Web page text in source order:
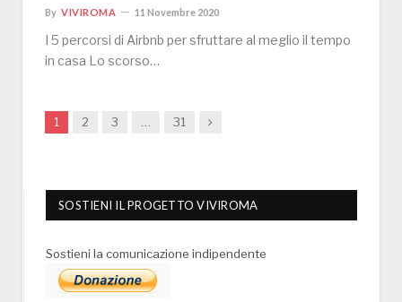
By VIVIROMA 11 Novembre 2020
I 5 percorsi di Airbnb per sfruttare al meglio il tempo
in casa Lo scorso…
1 2 3 … 31 Next
SOSTIENI IL PROGETTO VIVIROMA
Sostieni la comunicazione indipendente